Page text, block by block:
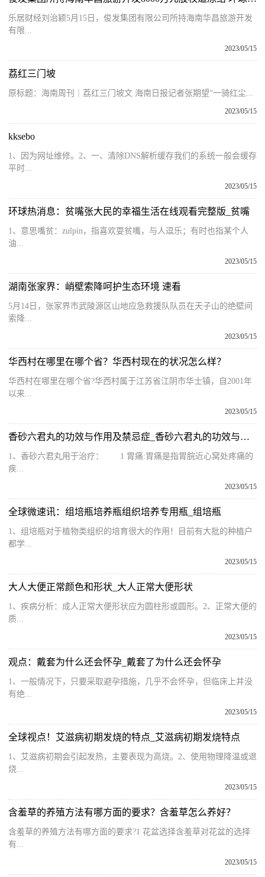
乐居财经刘治颖5月15日，俊发集团有限公司所持海南华昌旅游开发
有限...
2023/05/15
荔红三门坡
原标题：海南周刊｜荔红三门坡文 海南日报记者张期望“一骑红尘...
2023/05/15
kksebo
1、因为网址维修。2、一、清除DNS解析缓存我们的系统一般会缓存
平时...
2023/05/15
环球热消息：贫嘴张大民的幸福生活在线观看完整版_贫嘴
1、意思嘴贫：zuǐpín，指喜欢耍贫嘴，与人逗乐；有时也指某个人
油...
2023/05/15
湖南张家界：峭壁索降呵护生态环境 速看
5月14日，张家界市武陵源区山地应急救援队队员在天子山的绝壁间
索降...
2023/05/15
华西村在哪里在哪个省？华西村现在的状况怎么样？
华西村在哪里在哪个省?华西村属于江苏省江阴市华士镇，自2001年
以来...
2023/05/15
香砂六君丸的功效与作用及禁忌症_香砂六君丸的功效与作用及禁忌
1、香砂六君丸用于治疗： 1 胃痛:胃痛是指胃脘近心窝处疼痛的
疾...
2023/05/15
全球微速讯：组培瓶培养瓶组织培养专用瓶_组培瓶
1、组培瓶对于植物类组织的培育很大的作用！目前有大批的种植户
都学...
2023/05/15
大人大便正常颜色和形状_大人正常大便形状
1、疾病分析：成人正常大便形状应为圆柱形或圆形。2、正常大便的
质...
2023/05/15
观点：戴套为什么还会怀孕_戴套了为什么还会怀孕
1、一般情况下，只要采取避孕措施，几乎不会怀孕，但临床上并没
有绝...
2023/05/15
全球视点！艾滋病初期发烧的特点_艾滋病初期发烧特点
1、艾滋病初期会引起发热，主要表现为高烧。2、使用物理降温或退
烧...
2023/05/15
含羞草的养殖方法有哪方面的要求？含羞草怎么养好？
含羞草的养殖方法有哪方面的要求?1 花盆选择含羞草对花盆的选择
有...
2023/05/15